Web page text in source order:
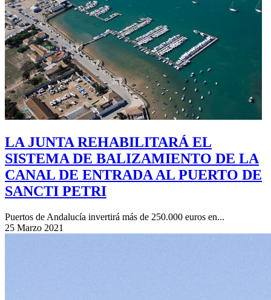
LA JUNTA REHABILITARÁ EL
SISTEMA DE BALIZAMIENTO DE LA
CANAL DE ENTRADA AL PUERTO DE
SANCTI PETRI
Puertos de Andalucía invertirá más de 250.000 euros en...
25 Marzo 2021